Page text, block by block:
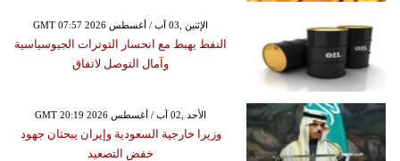
GMT 07:57 2026 الإثنين ,03 آب / أغسطس
النفط يهبط مع انحسار التوترات الجيوسياسية
وآمال التوصل لاتفاق
GMT 20:19 2026 الأحد ,02 آب / أغسطس
وزيرا خارجية السعودية وإيران يبحثان جهود
خفض التصعيد